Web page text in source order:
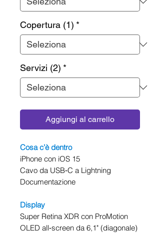
Copertura (1) *
Servizi (2) *
Aggiungi al carrello
Cosa c’è dentro
iPhone con iOS 15
Cavo da USB‑C a Lightning
Documentazione
Display
Super Retina XDR con ProMotion
OLED all‑screen da 6,1" (diagonale)